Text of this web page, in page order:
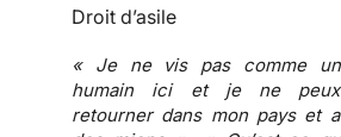
Droit d’asile
« Je ne vis pas comme
humain ici et je ne
retourner dans mon pays et